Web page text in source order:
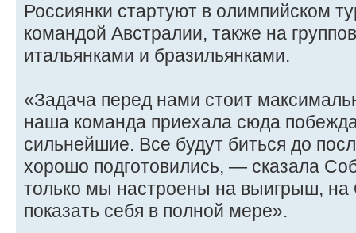
Россиянки стартуют в олимпийском
командой Австралии, также на
итальянками и бразильянками.
«Задача перед нами стоит
наша команда приехала сюда
сильнейшие. Все будут биться до
хорошо подготовились, — сказала
только мы настроены на выигрыш, на
показать себя в полной мере».